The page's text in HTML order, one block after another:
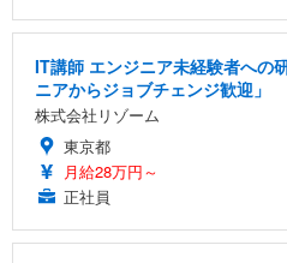
IT講師 エンジニア未経験者への
ニアからジョブチェンジ歓迎」
株式会社リゾーム
東京都
月給28万円～
正社員